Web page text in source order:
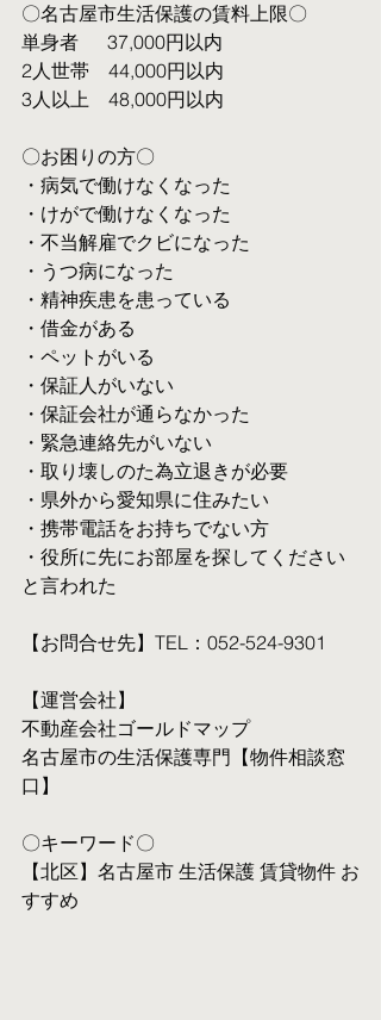
〇名古屋市生活保護の賃料上限〇
単身者  　37,000円以内
2人世帯　44,000円以内
3人以上　48,000円以内
〇お困りの方〇
・病気で働けなくなった
・けがで働けなくなった
・不当解雇でクビになった
・うつ病になった
・精神疾患を患っている
・借金がある
・ペットがいる
・保証人がいない
・保証会社が通らなかった
・緊急連絡先がいない
・取り壊しのた為立退きが必要
・県外から愛知県に住みたい
・携帯電話をお持ちでない方
・役所に先にお部屋を探してください
と言われた
【お問合せ先】TEL：052-524-9301
【運営会社】
不動産会社ゴールドマップ
名古屋市の生活保護専門【物件相談窓
口】
〇キーワード〇
【北区】名古屋市 生活保護 賃貸物件 お
すすめ